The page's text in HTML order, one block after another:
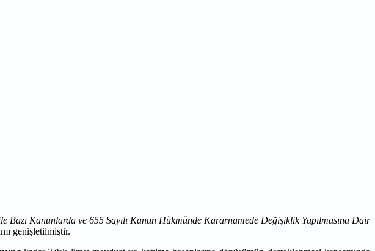
Bazı Kanunlarda ve 655 Sayılı Kanun Hükmünde Kararnamede Değişiklik Yapılmasına Dair
genişletilmiştir.